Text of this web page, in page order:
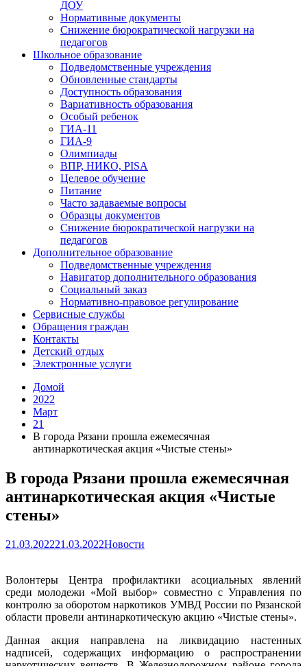
ДОУ
Нормативные документы
Снижение бюрократической нагрузки на
педагогов
Школьное образование
Подведомственные учреждения
Обновленные стандарты
Доступность образования
Вариативность образования
Особый ребенок
ГИА-11
ГИА-9
Олимпиады
ВПР, НИКО, PISA
Целевое обучение
Питание
Часто задаваемые вопросы
Образцы документов
Снижение бюрократической нагрузки на
педагогов
Дополнительное образование
Подведомственные учреждения
Навигатор дополнительного образования
Социальный заказ
Нормативно-правовое регулирование
Сервисные службы
Обращения граждан
Контакты
Детский отдых
Электронные услуги
Домой
2022
Март
21
В города Рязани прошла ежемесячная
антинаркотическая акция «Чистые стены»
В города Рязани прошла ежемесячная
антинаркотическая акция «Чистые
стены»
21.03.202221.03.2022Новости
Волонтеры Центра профилактики асоциальных явлений
среди молодежи «Мой выбор» совместно с Управления по
контролю за оборотом наркотиков УМВД России по Рязанской
области провели антинаркотическую акцию «Чистые стены».
Данная акция направлена на ликвидацию настенных
надписей, содержащих информацию о распространении